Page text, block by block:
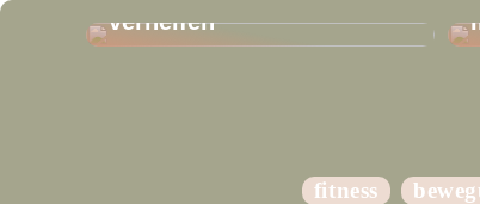
verhelfen
fitness